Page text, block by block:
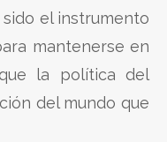
el instrumento
mantenerse en
la política del
del mundo que